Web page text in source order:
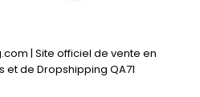
| Site officiel de vente en
de Dropshipping QA71